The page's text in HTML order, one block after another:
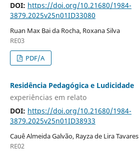
DOI: https://doi.org/10.21680/1984-
3879.2025v25n01ID33080
Ruan Max Bai da Rocha, Roxana Silva
RE03
PDF/A
Residência Pedagógica e Ludicidade
experiências em relato
DOI: https://doi.org/10.21680/1984-
3879.2025v25n01ID38933
Cauê Almeida Galvão, Rayza de Lira Tavares
RE02